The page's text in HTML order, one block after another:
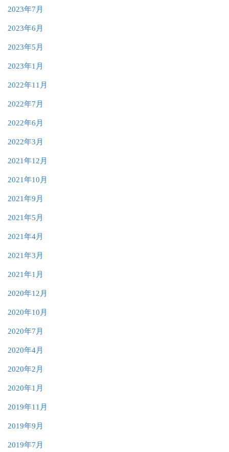
2023年7月
2023年6月
2023年5月
2023年1月
2022年11月
2022年7月
2022年6月
2022年3月
2021年12月
2021年10月
2021年9月
2021年5月
2021年4月
2021年3月
2021年1月
2020年12月
2020年10月
2020年7月
2020年4月
2020年2月
2020年1月
2019年11月
2019年9月
2019年7月